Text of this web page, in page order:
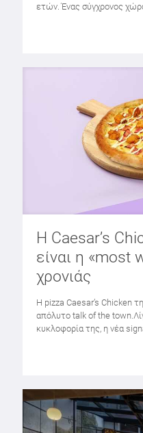
ετών. Ένας σύγχρονος
Η Caesar’s
είναι η «most
χρονιάς
Η pizza Caesar’s Chicken
απόλυτο talk of the
κυκλοφορία της, η νέα